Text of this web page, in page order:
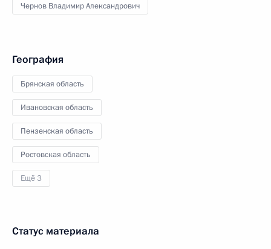
Чернов Владимир Александрович
География
Брянская область
Ивановская область
Пензенская область
Ростовская область
Ещё 3
Статус материала